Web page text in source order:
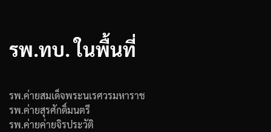
รพ.ทบ. ในพื้นที่
รพ.ค่ายสมเด็จพระนเรศวรมหาราช
รพ.ค่ายสุรศักดิ์มนตรี
รพ.ค่ายค่ายจิรประวัติ